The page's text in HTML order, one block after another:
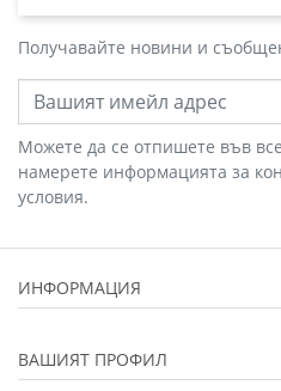
Получавайте новини и
Можете да се отпишете във
намерете информацията за
условия.
ИНФОРМАЦИЯ
ВАШИЯТ ПРОФИЛ